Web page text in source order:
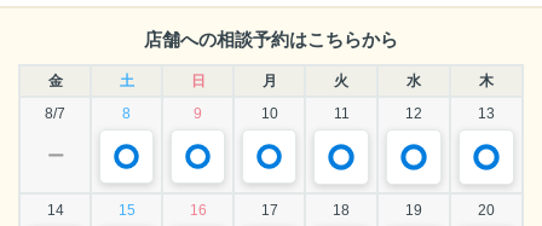
店舗への相談予約はこちらから
金 土 日 月 火 水
木
8/7
8 9 10 11 12 13
ー
14 15 16 17 18 19 20